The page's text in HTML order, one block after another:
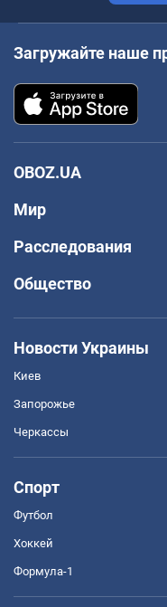
Загружайте наше
OBOZ.UA
Мир
Расследования
Общество
Новости Украины
Киев
Запорожье
Черкассы
Спорт
Футбол
Хоккей
Формула-1